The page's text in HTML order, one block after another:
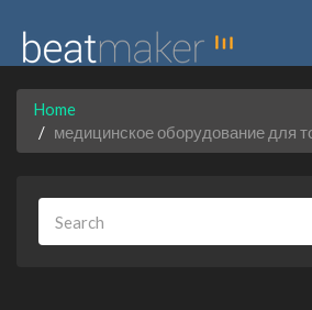
Home
медицинское оборудование для